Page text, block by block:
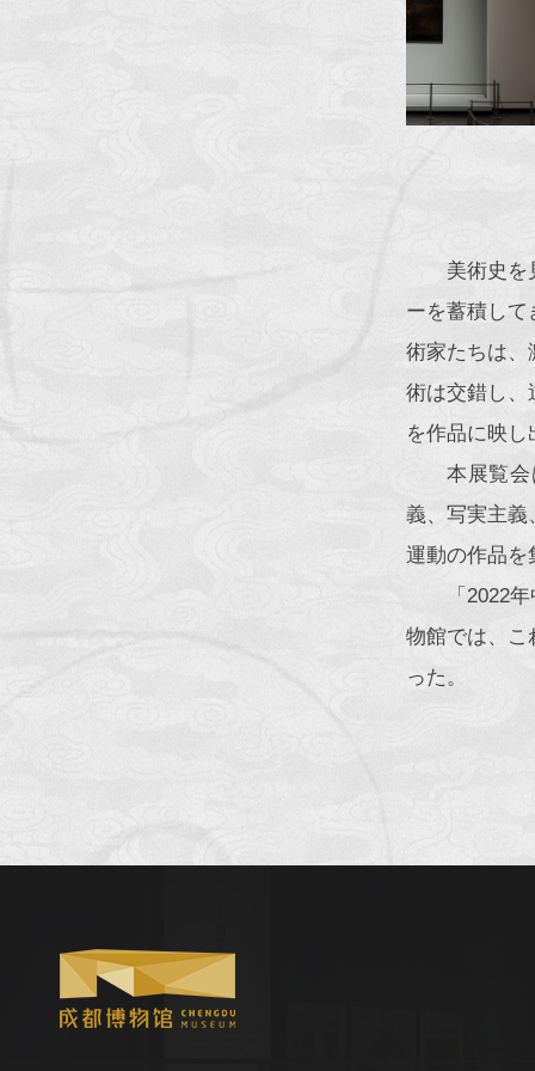
美術史を
ーを蓄積し
術家たちは、
術は交錯し、
を作品に映
本展覧
義、写実主義
運動の作品を
「2022
物館では、こ
った。